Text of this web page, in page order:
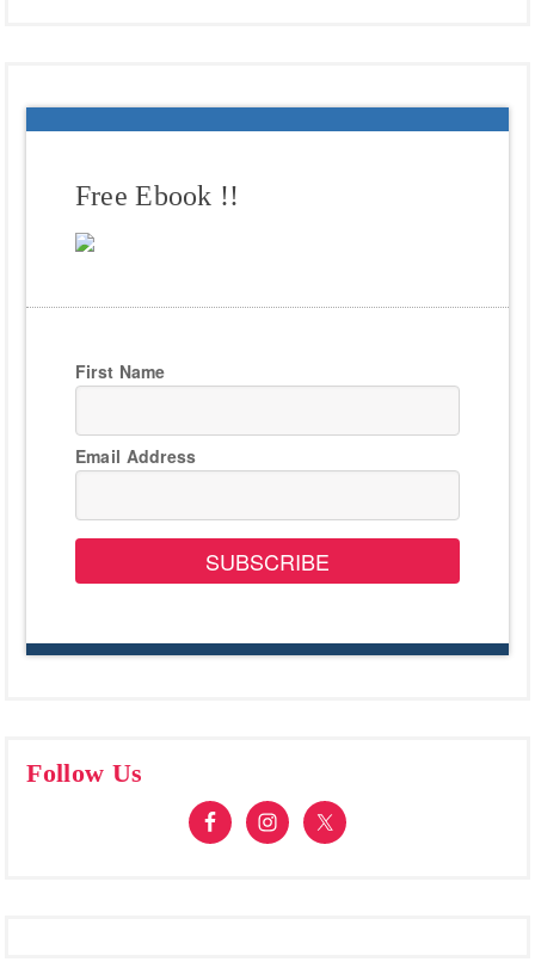
Free Ebook !!
First Name
Email Address
SUBSCRIBE
Follow Us